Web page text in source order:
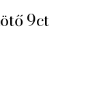
9ct